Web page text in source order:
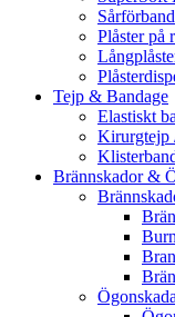
Sårförband
Plåster på
Tejp & Bandage
Elastiskt
Kirurgtejp
Brännskador &
Ögonskada